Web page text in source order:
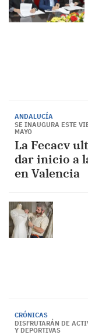
ANDALUCÍA
SE INAUGURA ESTE
MAYO
La Fecacv
dar inicio a
en Valencia
CRÓNICAS
DISFRUTARÁN DE
Y DEPORTIVAS